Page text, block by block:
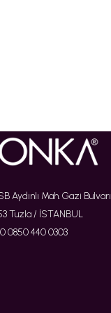
Aydınlı Mah. Gazi Bulvarı
Tuzla / İSTANBUL
0850 440 0303